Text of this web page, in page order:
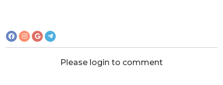
Please login to comment